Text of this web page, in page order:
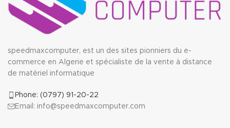
speedmaxcomputer, est un des sites pionniers du e-
commerce en Algerie et spécialiste de la vente à distance
de matériel informatique
Phone: (0797) 91-20-22
Email: info@speedmaxcomputer.com